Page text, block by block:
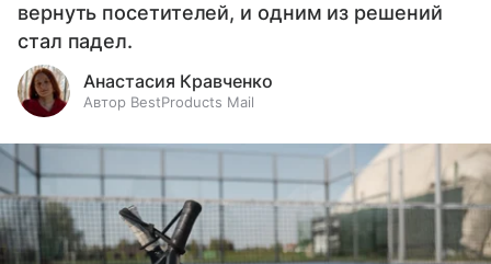
вернуть посетителей, и одним из решений
стал падел.
Анастасия Кравченко
Автор BestProducts Mail